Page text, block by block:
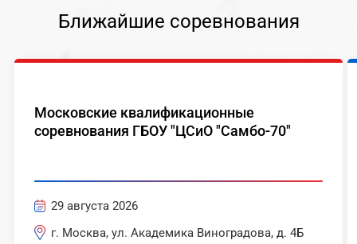
Ближайшие соревнования
Московские квалификационные
соревнования ГБОУ "ЦСиО "Самбо-70"
29 августа 2026
г. Москва, ул. Академика Виноградова, д. 4Б